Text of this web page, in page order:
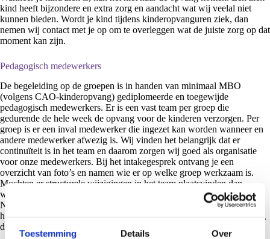
Toestemming Details Over
kind heeft bijzondere en extra zorg en aandacht wat wij veelal niet
kunnen bieden. Wordt je kind tijdens kinderopvanguren ziek, dan
nemen wij contact met je op om te overleggen wat de juiste zorg op dat
moment kan zijn.
Pedagogisch medewerkers
De begeleiding op de groepen is in handen van minimaal MBO
(volgens CAO-kinderopvang) gediplomeerde en toegewijde
pedagogisch medewerkers. Er is een vast team per groep die
gedurende de hele week de opvang voor de kinderen verzorgen. Per
groep is er een inval medewerker die ingezet kan worden wanneer en
andere medewerker afwezig is. Wij vinden het belangrijk dat er
continuïteit is in het team en daarom zorgen wij goed als organisatie
voor onze medewerkers. Bij het intakegesprek ontvang je een
overzicht van foto’s en namen wie er op welke groep werkzaam is.
Mochten er structurele wijzigingen in het team plaatsvinden dan
worden ouders hierover geïnformeerd door de vestigingsmanager.
Naast dat we het belangrijk vinden om voor ouders korte lijnen te
hebben is dit ook zo voor ons team. Daarnaast scholen wij regelmatig
de medewerkers bij met workshops, cursussen of een opleiding.